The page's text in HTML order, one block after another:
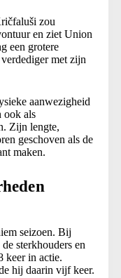
zou
en ziet Union
een grotere
met zijn
aanwezigheid
ook als
Zijn lengte,
geschoven als de
maken.
seizoen. Bij
sterkhouders en
keer in actie.
hij daarin vijf keer.